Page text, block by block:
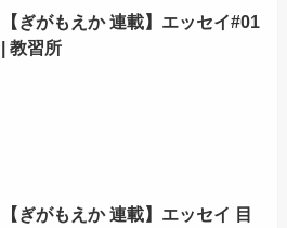
【ぎがもえか 連載】エッセイ#01
| 教習所
【ぎがもえか 連載】エッセイ 目